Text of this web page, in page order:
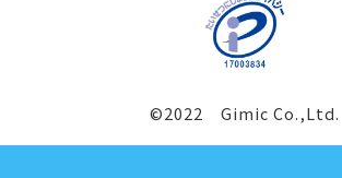
©2022 Gimic Co.,Ltd.